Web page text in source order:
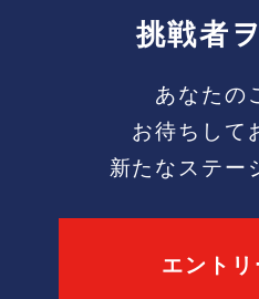
挑戦者
あなたの
お待ちして
新たなステー
エントリ